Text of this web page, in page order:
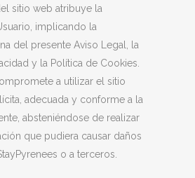
sitio web atribuye la
implicando la
del presente Aviso Legal, la
y la Política de Cookies.
a utilizar el sitio
adecuada y conforme a la
absteniéndose de realizar
que pudiera causar daños
o a terceros.